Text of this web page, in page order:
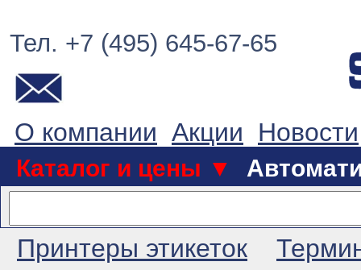
Тел. +7 (495) 645-67-65
О компании Акции Новости
Каталог и цены ▼
Принтеры этикеток